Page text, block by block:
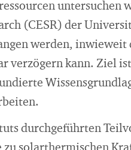
(CESR) der
werden,
verzögern kann. Ziel
durchgeführten